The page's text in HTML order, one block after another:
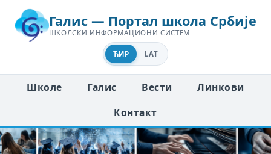
Галис — Портал школа Србије
ШКОЛСКИ ИНФОРМАЦИОНИ СИСТЕМ
ЋИР LAT
Школе Галис Вести
Линкови
Контакт